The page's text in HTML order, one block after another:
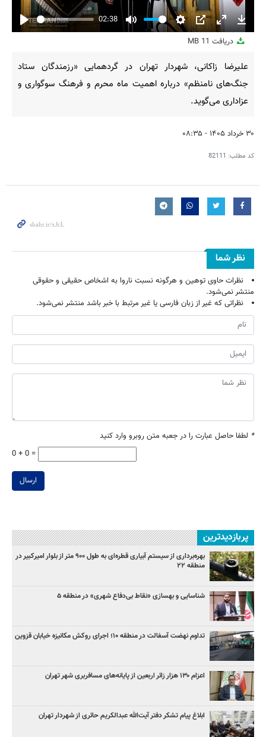
Play
02:38
Mute
Settings
PIP
Enter
fullscreen
دریافت 11 MB
علیرضا زاکانی، شهردار تهران در گردهمایی «رزمندگان ستاد
جنگ‌های نامنظم» درباره اهمیت ماه محرم و فرهنگ سوگواری و
عزاداری می‌گوید.
۳۰ خرداد ۱۴۰۵ - ۰۸:۳۵
کد مطلب: 82111
نظر شما
نظرات حاوی توهین و هرگونه نسبت ناروا به اشخاص حقیقی و حقوقی
منتشر نمی‌شود.
نظراتی که غیر از زبان فارسی یا غیر مرتبط با خبر باشد منتشر نمی‌شود.
* لطفا حاصل عبارت را در جعبه متن روبرو وارد کنید
0 + 0 =
ارسال
پربازدیدترین
بهره‌برداری از سیستم آبیاری قطره‌ای به طول ۹۰۰ متر از بلوار امیرکبیر در
منطقه ۲۲
شناسایی و بهسازی «نقاط بی‌دفاع شهری» در منطقه ۵
تداوم نهضت آسفالت در منطقه ۱۰؛ اجرای روکش مکانیزه خیابان قزوین
اعزام ۱۳۰ هزار زائر اربعین از پایانه‌های مسافربری شهر تهران
ابلاغ پیام تشکر دفتر آیت‌الله عبدالکریم حائری از شهردار تهران